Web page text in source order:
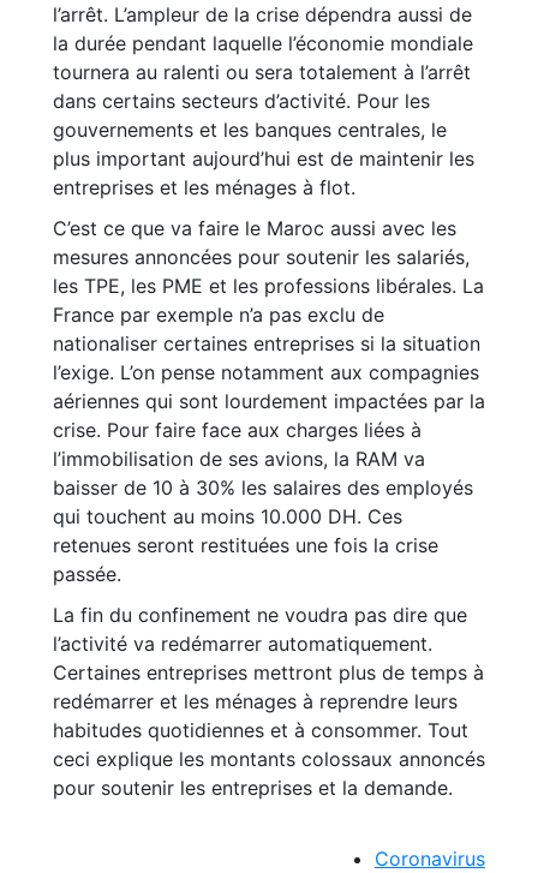
l’arrêt. L’ampleur de la crise dépendra aussi de
la durée pendant laquelle l’économie mondiale
tournera au ralenti ou sera totalement à l’arrêt
dans certains secteurs d’activité. Pour les
gouvernements et les banques centrales, le
plus important aujourd’hui est de maintenir les
entreprises et les ménages à flot.
C’est ce que va faire le Maroc aussi avec les
mesures annoncées pour soutenir les salariés,
les TPE, les PME et les professions libérales. La
France par exemple n’a pas exclu de
nationaliser certaines entreprises si la situation
l’exige. L’on pense notamment aux compagnies
aériennes qui sont lourdement impactées par la
crise. Pour faire face aux charges liées à
l’immobilisation de ses avions, la RAM va
baisser de 10 à 30% les salaires des employés
qui touchent au moins 10.000 DH. Ces
retenues seront restituées une fois la crise
passée.
La fin du confinement ne voudra pas dire que
l’activité va redémarrer automatiquement.
Certaines entreprises mettront plus de temps à
redémarrer et les ménages à reprendre leurs
habitudes quotidiennes et à consommer. Tout
ceci explique les montants colossaux annoncés
pour soutenir les entreprises et la demande.
Coronavirus